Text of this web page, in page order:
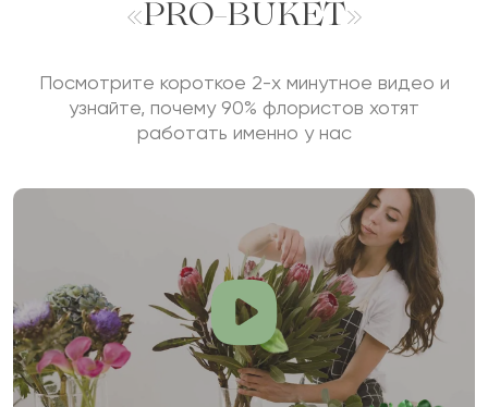
«PRO-BUKET»
Посмотрите короткое 2-х минутное видео и
узнайте, почему 90% флористов хотят
работать именно у нас